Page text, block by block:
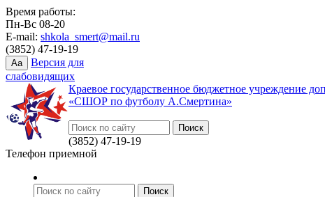
Время работы:
Пн-Вс 08-20
E-mail: shkola_smert@mail.ru
(3852) 47-19-19
Aa
Версия для
слабовидящих
Краевое государственное бюджетное учреждение
«СШОР по футболу А.Смертина»
(3852) 47-19-19
Телефон приемной